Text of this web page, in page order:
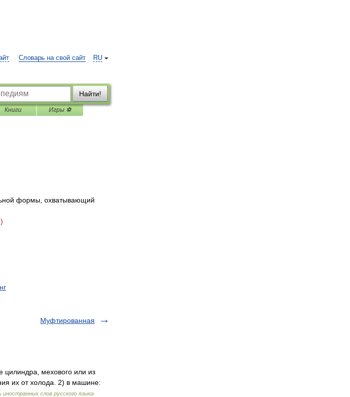
RU
Словарь на свой сайт
Найти!
Книги Игры ⚽
формы охватывающий
)
Муфтированная
мехового или из
их от холода. 2) в машине:
иностранных слов русского языка